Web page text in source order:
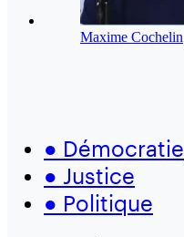
Maxime Cochelin
● Démocratie
● Justice
● Politique